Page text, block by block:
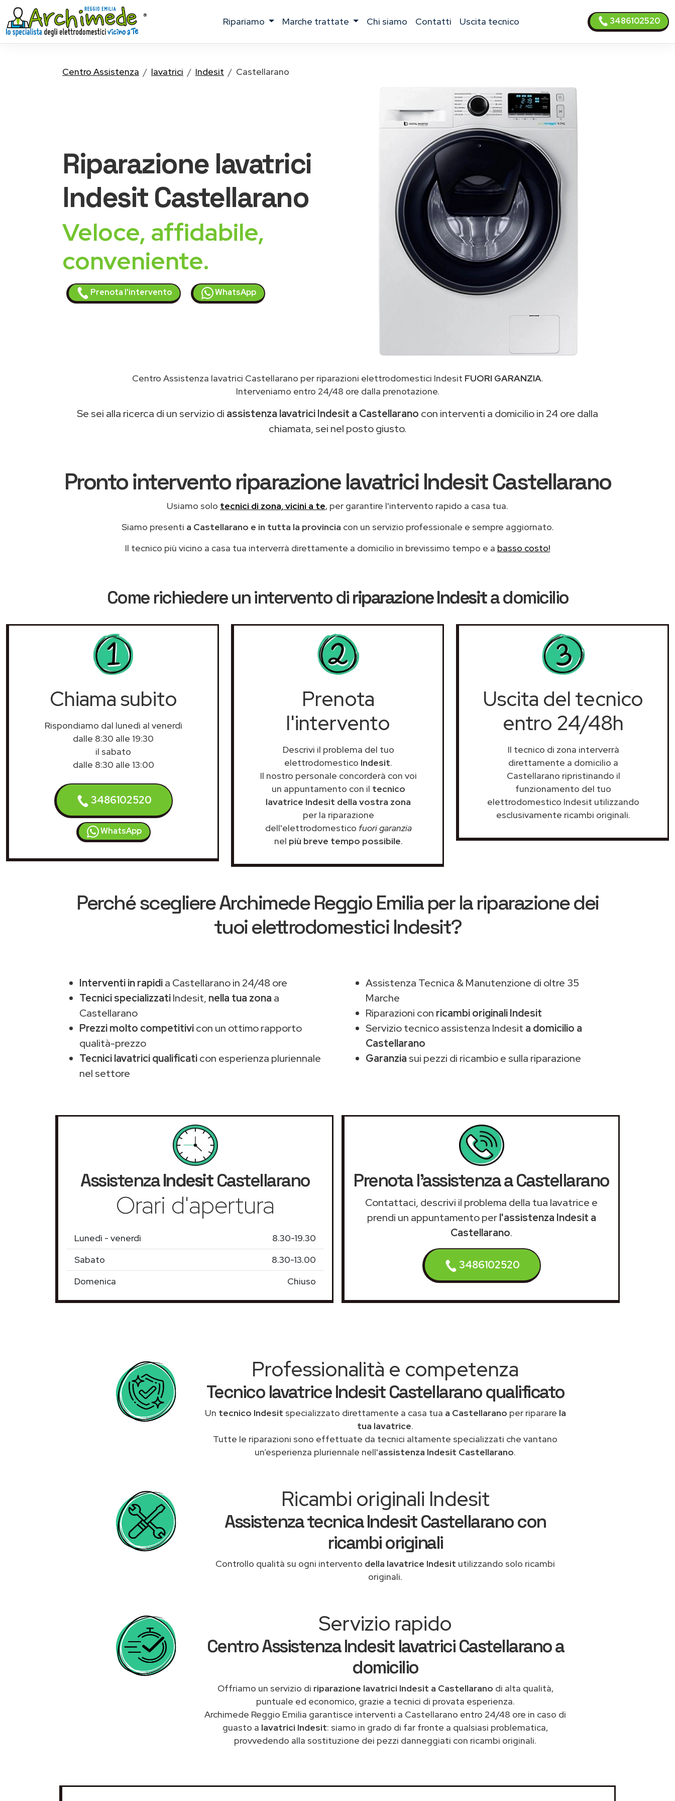
ripariamo marche trattate chi siamo contatti uscita tecnico 3486102520
Centro Assistenza lavatrici Indesit Castellarano
Riparazione lavatrici
IndesitCastellarano
Veloce, affidabile,
conveniente.
Prenota l'intervento WhatsApp
Centro Assistenza lavatrici Castellarano per riparazioni elettrodomestici Indesit FUORI GARANZIA.
Interveniamo entro 24/48 ore dalla prenotazione.
Se sei alla ricerca di un servizio di assistenza lavatrici Indesit a Castellarano con interventi a domicilio in 24 ore dalla
chiamata, sei nel posto giusto.
Pronto intervento riparazione lavatrici Indesit Castellarano
Usiamo solo tecnici di zona, vicini a te, per garantire l'intervento rapido a casa tua.
Siamo presenti a Castellarano e in tutta la provincia con un servizio professionale e sempre aggiornato.
Il tecnico più vicino a casa tua interverrà direttamente a domicilio in brevissimo tempo e a basso costo!
Come richiedere un intervento diriparazione Indesita domicilio
Chiama subito
Rispondiamo dal lunedì al venerdì
dalle 8:30 alle 19:30
il sabato
dalle 8:30 alle 13:00
3486102520
WhatsApp
Prenota
l'intervento
Descrivi il problema del tuo
elettrodomestico Indesit.
Il nostro personale concorderà con voi
un appuntamento con il tecnico
lavatrice Indesit della vostra zona
per la riparazione
dell'elettrodomestico fuori garanzia
nel più breve tempo possibile.
Uscita del tecnico
entro 24/48h
Il tecnico di zona interverrà
direttamente a domicilio a
Castellarano ripristinando il
funzionamento del tuo
elettrodomestico Indesit utilizzando
esclusivamente ricambi originali.
Perché scegliereArchimede Reggio Emiliaper la riparazione dei
tuoi elettrodomestici Indesit?
Interventi in rapidia Castellarano in 24/48 ore
Tecnici specializzatiIndesit, nella tua zona a
Castellarano
Prezzi molto competitivicon un ottimo rapporto
qualità-prezzo
Tecnici lavatrici qualificaticon esperienza pluriennale
nel settore
Assistenza Tecnica & Manutenzione di oltre 35
Marche
Riparazioni con ricambi originali Indesit
Servizio tecnico assistenza Indesit a domicilio a
Castellarano
Garanzia sui pezzi di ricambio e sulla riparazione
AssistenzaIndesitCastellarano
Orari d'apertura
Lunedì - venerdì
8.30-19.30
Sabato
8.30-13.00
Domenica
Chiuso
Prenota l'assistenza a Castellarano
Contattaci, descrivi il problema della tua lavatrice e
prendi un appuntamento perl'assistenza Indesit a
Castellarano.
3486102520
Professionalità e competenza
Tecnico lavatrice Indesit Castellarano qualificato
Un tecnico Indesit specializzato direttamente a casa tua a Castellarano per riparare la
tua lavatrice.
Tutte le riparazioni sono effettuate da tecnici altamente specializzati che vantano
un’esperienza pluriennale nell'assistenza Indesit Castellarano.
Ricambi originali Indesit
Assistenza tecnica Indesit Castellarano con
ricambi originali
Controllo qualità su ogni intervento della lavatrice Indesit utilizzando solo ricambi
originali.
Servizio rapido
Centro Assistenza Indesit lavatrici Castellarano a
domicilio
Offriamo un servizio di riparazione lavatrici Indesit a Castellarano di alta qualità,
puntuale ed economico, grazie a tecnici di provata esperienza.
Archimede Reggio Emilia garantisce interventi a Castellarano entro 24/48 ore in caso di
guasto a lavatrici Indesit: siamo in grado di far fronte a qualsiasi problematica,
provvedendo alla sostituzione dei pezzi danneggiati con ricambi originali.